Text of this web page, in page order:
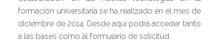
formación universitaria se ha realizado en el mes de
diciembre de 2014. Desde aquí podrá acceder tanto
a las bases como al formulario de solicitud.